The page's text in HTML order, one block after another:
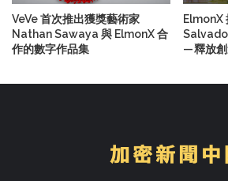
VeVe 首次推出獲獎藝術家
Nathan Sawaya 與 ElmonX 合
作的數字作品集
ElmonX
— 釋放